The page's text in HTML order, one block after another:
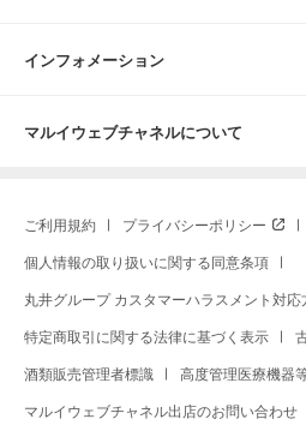
インフォメーション
マルイウェブチャネルについて
ご利用規約 プライバシーポリシー
個人情報の取り扱いに関する同意条項
丸井グループ カスタマーハラスメント対応
特定商取引に関する法律に基づく表示
酒類販売管理者標識 高度管理医療機器
マルイウェブチャネル出店のお問い合わせ